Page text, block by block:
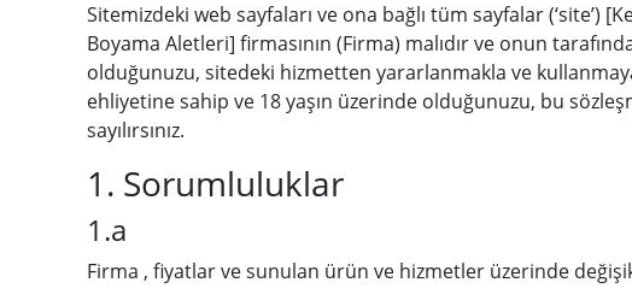
Sitemizdeki web sayfaları ve ona bağlı tüm sayfalar (‘site’)
Boyama Aletleri] firmasının (Firma) malıdır ve onun
olduğunuzu, sitedeki hizmetten yararlanmakla ve
ehliyetine sahip ve 18 yaşın üzerinde olduğunuzu, bu
sayılırsınız.
1. Sorumluluklar
1.a
Firma , fiyatlar ve sunulan ürün ve hizmetler üzerinde